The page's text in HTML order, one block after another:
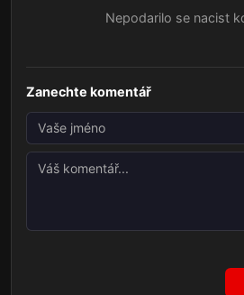
Nepodarilo se nacist
Zanechte komentář